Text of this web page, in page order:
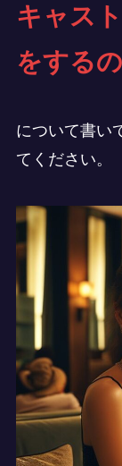
キャス
をする
について書い
てください。